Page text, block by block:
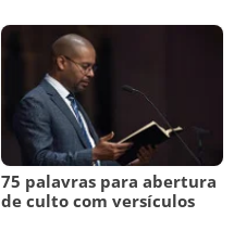
75 palavras para abertura
de culto com versículos